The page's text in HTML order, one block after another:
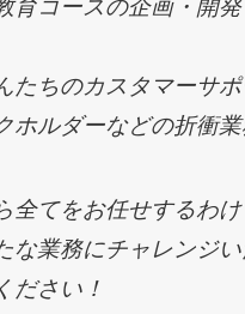
育コースの企画・開
たちのカスタマーサポ
ホルダーなどの折衝
全てをお任せするわけ
な業務にチャレンジ
ださい！